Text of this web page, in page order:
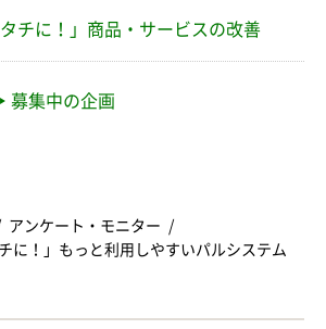
チに！」商品・サービスの改善
募集中の企画
アンケート・モニター
に！」もっと利用しやすいパルシステム